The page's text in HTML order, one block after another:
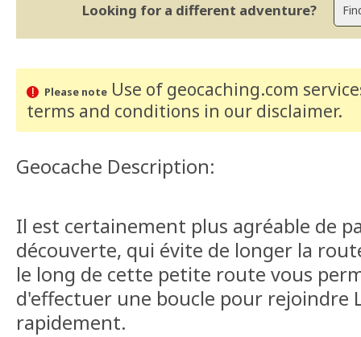
Looking for a different adventure?
Please noteUse of geocaching.com
terms and conditions in our disclaimer.
Geocache Description:
Il est certainement plus agréable de
découverte, qui évite de longer la
le long de cette petite route vous
d'effectuer une boucle pour rejoindre
rapidement.